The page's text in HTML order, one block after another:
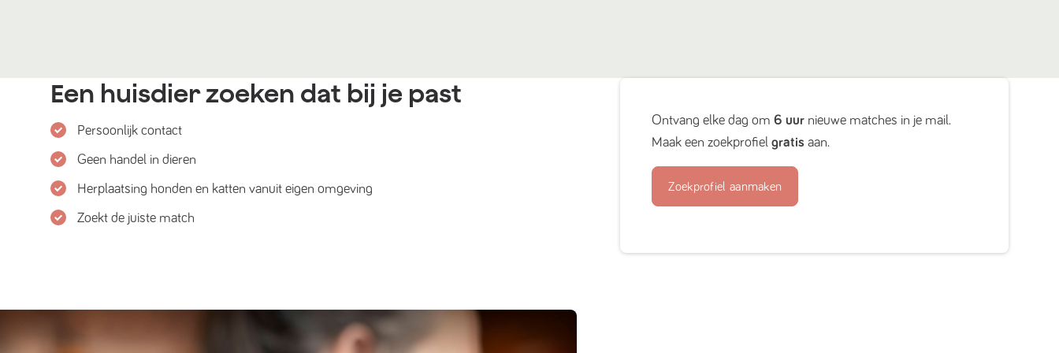
Een huisdier zoeken dat bij je past
Persoonlijk contact
Geen handel in dieren
Herplaatsing honden en katten vanuit eigen omgeving
Zoekt de juiste match
Ontvang elke dag om6 uur nieuwe matches in je mail.
Maak een zoekprofielgratis aan.
Zoekprofiel aanmaken